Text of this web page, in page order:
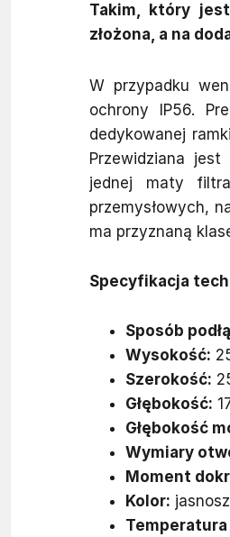
Takim, który
złożona, a na
W przypadku
ochrony IP56.
dedykowanej
Przewidziana
jednej maty
przemysłowych,
ma przyznaną
Specyfikacja
Sposób
Wysokość:
Szerokość:
Głębokość:
Głębokość
Wymiary
Moment
Kolor:
Temperatura